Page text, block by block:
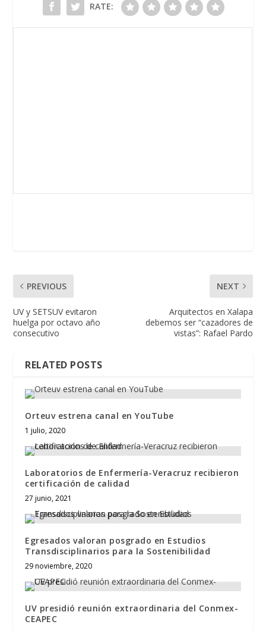
RATE:
PREVIOUS
UV y SETSUV evitaron
huelga por octavo año
consecutivo
NEXT
Arquitectos en Xalapa
debemos ser “cazadores de
vistas”: Rafael Pardo
RELATED POSTS
Orteuv estrena canal en YouTube
1 julio, 2020
Laboratorios de Enfermería-Veracruz recibieron
certificación de calidad
27 junio, 2021
Egresados valoran posgrado en Estudios
Transdisciplinarios para la Sostenibilidad
29 noviembre, 2020
UV presidió reunión extraordinaria del Conmex-
CEAPEC